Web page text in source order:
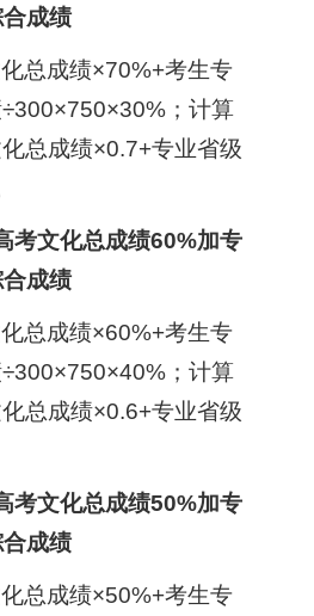
成绩
总成绩×70%+考生专
；计算
总成绩×0.7+专业省级
考文化总成绩60%加专
成绩
总成绩×60%+考生专
；计算
总成绩×0.6+专业省级
考文化总成绩50%加专
成绩
总成绩×50%+考生专